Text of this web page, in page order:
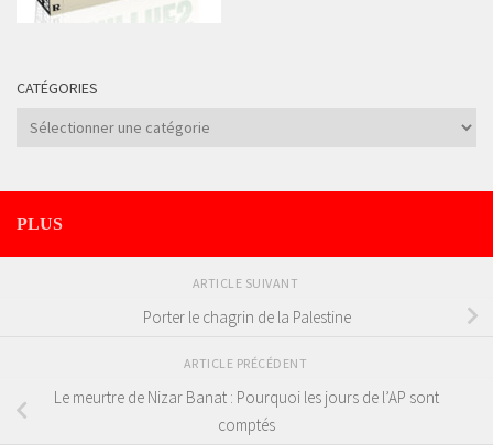
CATÉGORIES
Catégories
PLUS
ARTICLE SUIVANT
Porter le chagrin de la Palestine
ARTICLE PRÉCÉDENT
Le meurtre de Nizar Banat : Pourquoi les jours de l’AP sont
comptés